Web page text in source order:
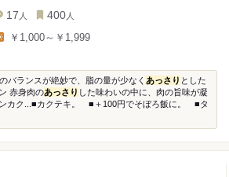
17 人 400 人
￥1,000～￥1,999
バランスが絶妙で、脂の量が少なく あっさり とした
赤身肉のあっさり した味わいの中に、肉の旨味が凝
カク...■カクテキ。 ■＋100円でそぼろ飯に。 ■タ